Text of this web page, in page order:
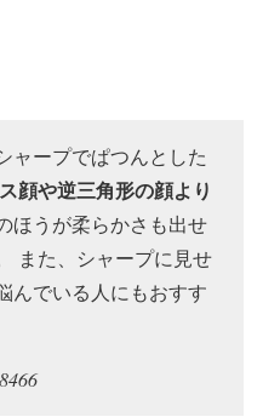
ャープでぱつんとした
顔や逆三角形の顔より
ほうが柔らかさも出せ
また、シャープに見せ
んでいる人にもおすす